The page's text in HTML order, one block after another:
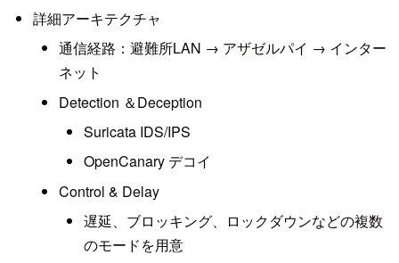
詳細アーキテクチャ
通信経路：避難所LAN → アザゼルパイ → インター
ネット
Detection ＆Deception
Suricata IDS/IPS
OpenCanary デコイ
Control & Delay
遅延、ブロッキング、ロックダウンなどの複数
のモードを用意